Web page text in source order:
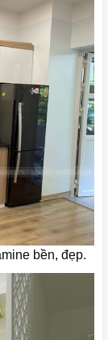
bền, đẹp.